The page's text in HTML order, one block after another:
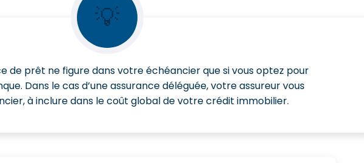
💡
de prêt ne figure dans votre échéancier que si vous optez pour
Dans le cas d’une assurance déléguée, votre assureur vous
à inclure dans le coût global de votre crédit immobilier.